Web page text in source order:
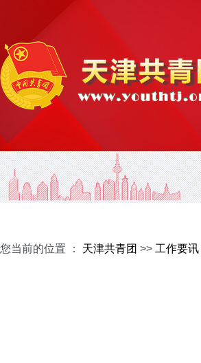
您当前的位置 ： 天津共青团 >> 工作要讯